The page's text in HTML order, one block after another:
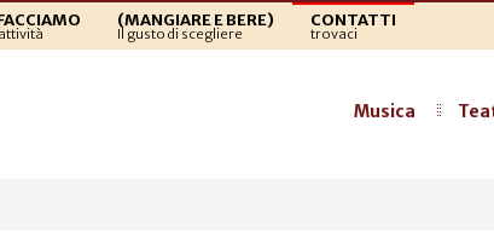
(MANGIARE E BERE)
Il gusto di scegliere
CONTATTI
trovaci
Musica